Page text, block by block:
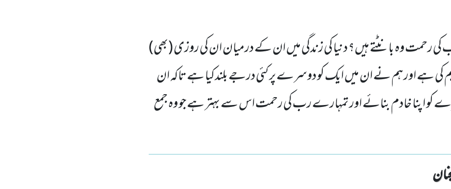
رحمت وہ بانٹتے ہیں؟ دنیا کی زندگی میں ان کے درمیان ان کی روزی (بھی)
کی ہے اور ہم نے ان میں ایک کو دوسرے پر کئی درجے بلندکیا ہے تاکہ ان
کو اپنا خادم بنائے اور تمہارے رب کی رحمت اس سے بہتر ہے جو وہ جمع